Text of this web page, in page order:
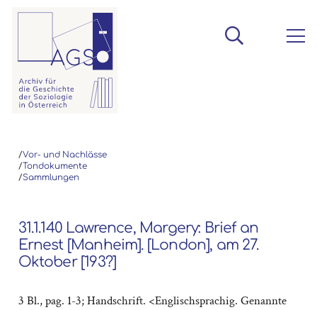
/Vor- und Nachlässe
/Tondokumente
/Sammlungen
31.1.140 Lawrence, Margery: Brief an
Ernest [Manheim]. [London], am 27.
Oktober [193?]
3 Bl., pag. 1-3; Handschrift. <Englischsprachig. Genannte